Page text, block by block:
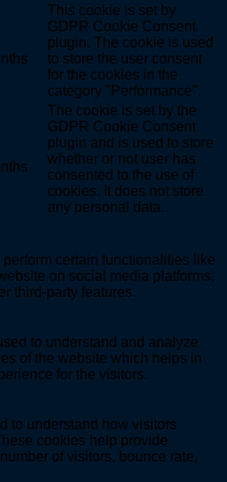
This cookie is set by
GDPR Cookie Consent
plugin. The cookie is used
to store the user consent
for the cookies in the
category "Performance".
The cookie is set by the
GDPR Cookie Consent
plugin and is used to store
whether or not user has
consented to the use of
cookies. It does not store
any personal data.
certain functionalities like
on social media platforms,
third-party features.
to understand and analyze
of the website which helps in
for the visitors.
to understand how visitors
cookies help provide
of visitors, bounce rate,